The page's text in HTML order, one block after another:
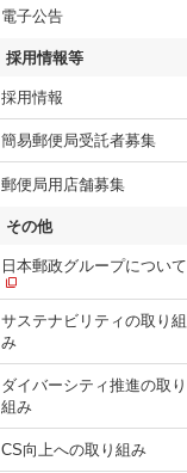
電子公告
採用情報等
採用情報
簡易郵便局受託者募集
郵便局用店舗募集
その他
日本郵政グループについて
サステナビリティの取り組
み
ダイバーシティ推進の取り
組み
CS向上への取り組み